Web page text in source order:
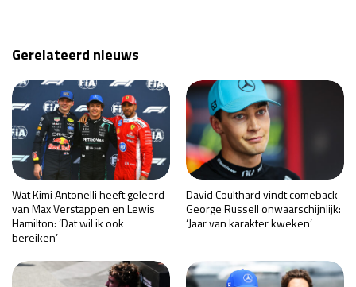
Gerelateerd nieuws
Wat Kimi Antonelli heeft geleerd
van Max Verstappen en Lewis
Hamilton: ‘Dat wil ik ook
bereiken’
David Coulthard vindt comeback
George Russell onwaarschijnlijk:
‘Jaar van karakter kweken’